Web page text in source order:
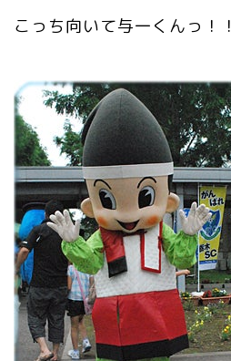
こっち向いて与一くんっ！！